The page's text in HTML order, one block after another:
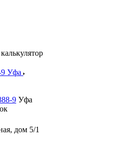
Уфа
9 Уфа
дом 5/1